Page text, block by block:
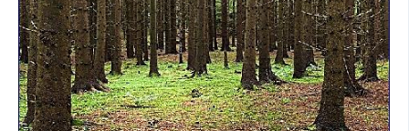
NEJČTENĚJŠÍ ZA 7 DNÍ
AUTOŘI
PŘÍSPĚVKY NA PROVOZ